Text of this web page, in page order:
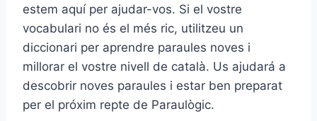
estem aquí per ajudar-vos. Si el vostre
vocabulari no és el més ric, utilitzeu un
diccionari per aprendre paraules noves i
millorar el vostre nivell de català. Us ajudará a
descobrir noves paraules i estar ben preparat
per el próxim repte de Paraulògic.